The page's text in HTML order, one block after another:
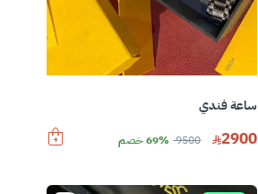
ساعة فندي
2900
9500 69% خصم